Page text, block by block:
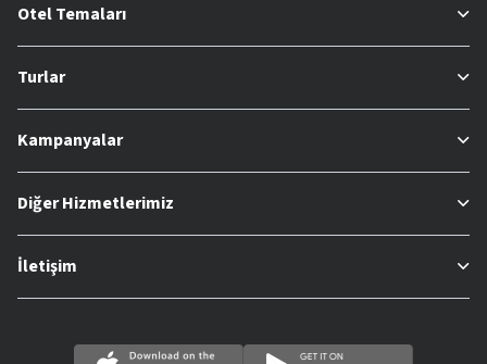
Otel Temaları
Turlar
Kampanyalar
Diğer Hizmetlerimiz
İletişim